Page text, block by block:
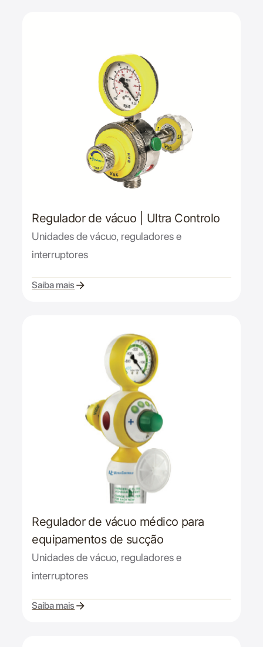
Regulador de vácuo | Ultra Controlo
Unidades de vácuo, reguladores e
interruptores
Saiba mais
Regulador de vácuo médico para
equipamentos de sucção
Unidades de vácuo, reguladores e
interruptores
Saiba mais